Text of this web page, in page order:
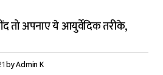
तो अपनाए ये आयुर्वेदिक तरीके,
byAdmin K